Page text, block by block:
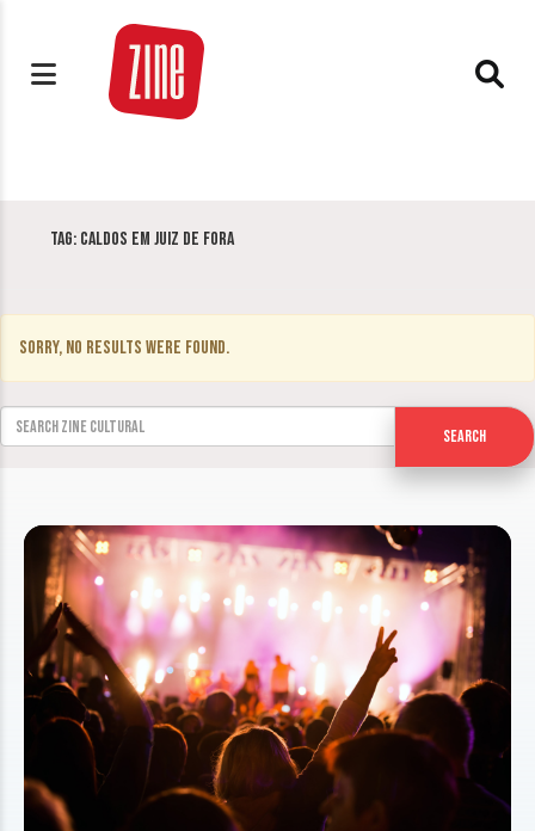
Tag: Caldos em Juiz de Fora
Sorry, no results were found.
Search for:
Search